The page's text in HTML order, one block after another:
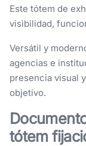
Este tótem de
visibilidad,
Versátil y
agencias e
presencia visual
objetivo.
tótem